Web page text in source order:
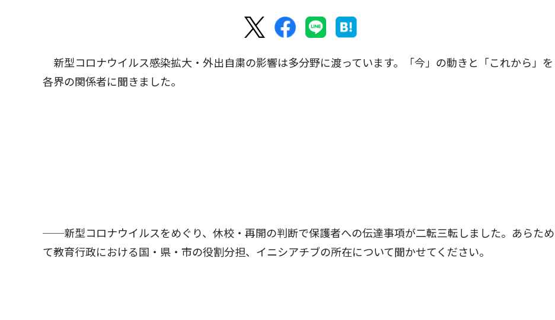
新型コロナウイルス感染拡大・外出自粛の影響は多分野に渡っています。「今」の動きと「これから」を
各界の関係者に聞きました。
──新型コロナウイルスをめぐり、休校・再開の判断で保護者への伝達事項が二転三転しました。あらため
て教育行政における国・県・市の役割分担、イニシアチブの所在について聞かせてください。